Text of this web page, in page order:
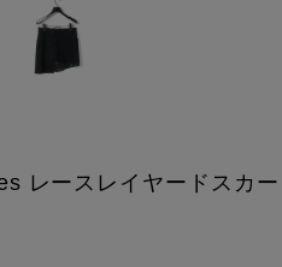
レースレイヤードスカー